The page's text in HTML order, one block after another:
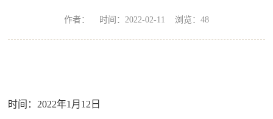
作者： 时间：2022-02-11 浏览： 48
时间： 2022年1 月 12 日